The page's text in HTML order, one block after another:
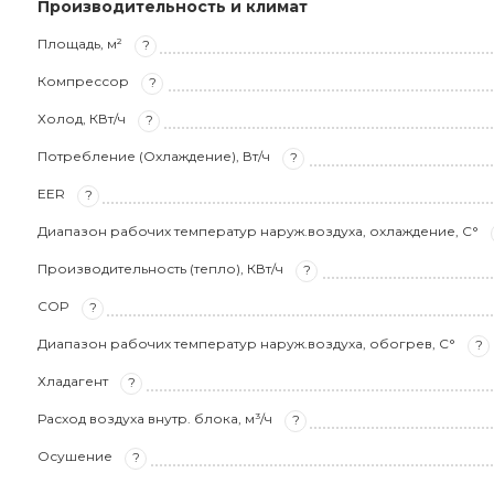
Производительность и климат
Площадь, м² ?
Компрессор ?
Холод, КВт/ч ?
Потребление (Охлаждение), Вт/ч ?
EER ?
Диапазон рабочих температур наруж.воздуха, охлаждение, С°
Производительность (тепло), КВт/ч ?
COP ?
Диапазон рабочих температур наруж.воздуха, обогрев, С° ?
Хладагент ?
Расход воздуха внутр. блока, м³/ч ?
Осушение ?